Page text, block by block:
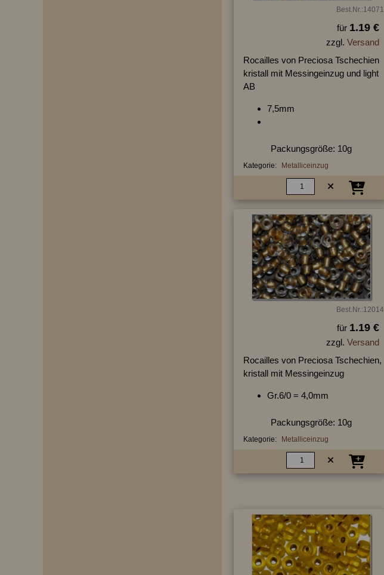
Best.Nr.:14071
für 1.19 €
zzgl. Versand
Rocailles von Preciosa Tschechien
kristall mit Messingeinzug und light
AB
7,5mm
Packungsgröße: 10g
Kategorie: Metalliceinzug
Best.Nr.:12014
für 1.19 €
zzgl. Versand
Rocailles von Preciosa Tschechien,
kristall mit Messingeinzug
Gr.6/0 = 4,0mm
Packungsgröße: 10g
Kategorie: Metalliceinzug